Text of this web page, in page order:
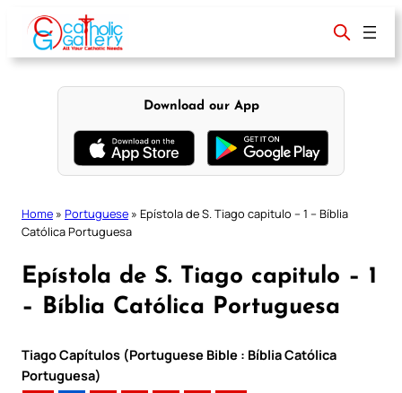
content
Download our App
Home » Portuguese » Epístola de S. Tiago capitulo – 1 – Bíblia
Católica Portuguesa
Epístola de S. Tiago capitulo – 1
– Bíblia Católica Portuguesa
Tiago Capítulos (Portuguese Bible : Bíblia Católica
Portuguesa)